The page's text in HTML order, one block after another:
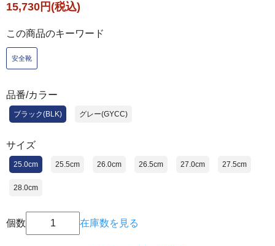
15,730円(税込)
この商品のキーワード
安全靴
品番/カラー
ブラック(BLK) グレー(GYCC)
サイズ
25.0cm 25.5cm 26.0cm 26.5cm 27.0cm 27.5cm
28.0cm
個数 在庫数を見る